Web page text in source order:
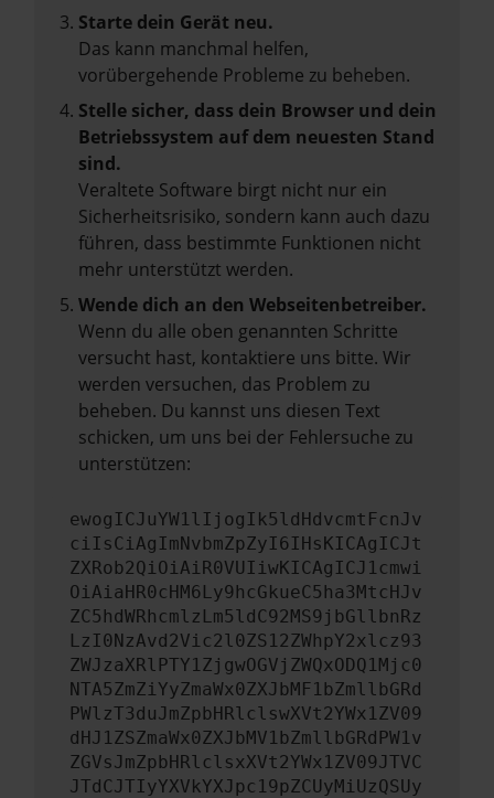
Starte dein Gerät neu.
Das kann manchmal helfen,
vorübergehende Probleme zu beheben.
Stelle sicher, dass dein Browser und dein
Betriebssystem auf dem neuesten Stand
sind.
Veraltete Software birgt nicht nur ein
Sicherheitsrisiko, sondern kann auch dazu
führen, dass bestimmte Funktionen nicht
mehr unterstützt werden.
Wende dich an den Webseitenbetreiber.
Wenn du alle oben genannten Schritte
versucht hast, kontaktiere uns bitte. Wir
werden versuchen, das Problem zu
beheben. Du kannst uns diesen Text
schicken, um uns bei der Fehlersuche zu
unterstützen:
ewogICJuYW1lIjogIk5ldHdvcmtFcnJv
ciIsCiAgImNvbmZpZyI6IHsKICAgICJt
ZXRob2QiOiAiR0VUIiwKICAgICJ1cmwi
OiAiaHR0cHM6Ly9hcGkueC5ha3MtcHJv
ZC5hdWRhcmlzLm5ldC92MS9jbGllbnRz
LzI0NzAvd2Vic2l0ZS12ZWhpY2xlcz93
ZWJzaXRlPTY1ZjgwOGVjZWQxODQ1Mjc0
NTA5ZmZiYyZmaWx0ZXJbMF1bZmllbGRd
PWlzT3duJmZpbHRlclswXVt2YWx1ZV09
dHJ1ZSZmaWx0ZXJbMV1bZmllbGRdPW1v
ZGVsJmZpbHRlclsxXVt2YWx1ZV09JTVC
JTdCJTIyYXVkYXJpc19pZCUyMiUzQSUy